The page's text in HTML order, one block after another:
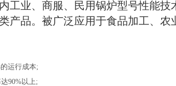
工业、商服、民用锅炉型号性能
产品。被广泛应用于食品加工、
运行成本;
90%以上;